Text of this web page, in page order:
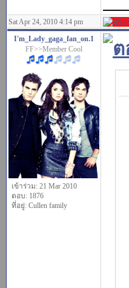
Sat Apr 24, 2010 4:14 pm
I'm_Lady_gaga_fan_on.1
FF>>Member Cool
เข้าร่วม: 21 Mar 2010
ตอบ: 1876
ที่อยู่: Cullen family